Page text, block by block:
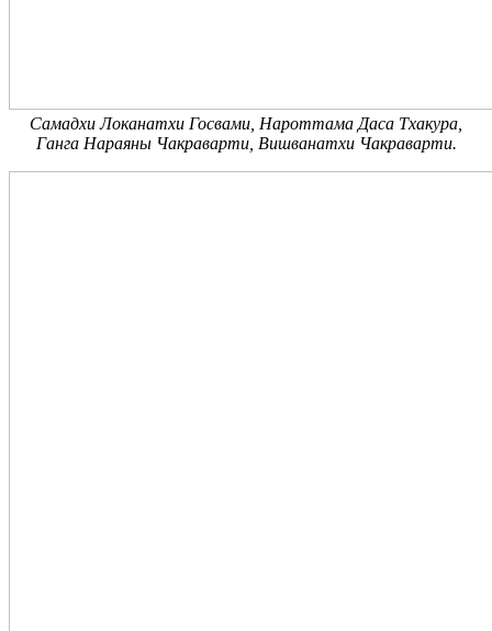
Самадхи Локанатхи Госвами, Нароттама Даса Тхакура,
Ганга Нараяны Чакраварти, Вишванатхи Чакраварти.